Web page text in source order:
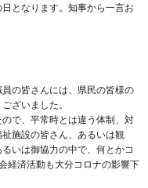
となります。知事から一言お
の皆さんには、県民の皆様の
ざいました。
で、平常時とは違う体制、対
施設の皆さん、あるいは観
いは御協力の中で、何とかコ
経済活動も大分コロナの影響下